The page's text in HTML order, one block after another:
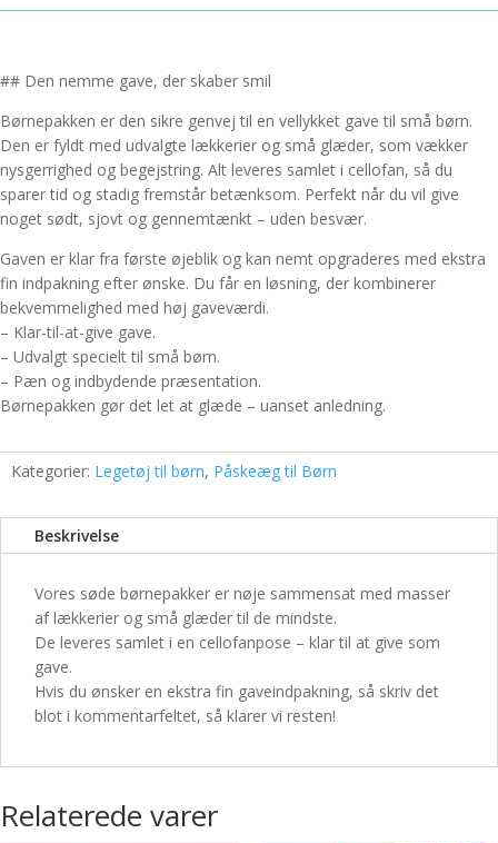
børn
## Den nemme gave, der skaber smil
Børnepakken er den sikre genvej til en vellykket gave til små børn.
Den er fyldt med udvalgte lækkerier og små glæder, som vækker
nysgerrighed og begejstring. Alt leveres samlet i cellofan, så du
sparer tid og stadig fremstår betænksom. Perfekt når du vil give
noget sødt, sjovt og gennemtænkt – uden besvær.
Gaven er klar fra første øjeblik og kan nemt opgraderes med ekstra
fin indpakning efter ønske. Du får en løsning, der kombinerer
bekvemmelighed med høj gaveværdi.
– Klar-til-at-give gave.
– Udvalgt specielt til små børn.
– Pæn og indbydende præsentation.
Børnepakken gør det let at glæde – uanset anledning.
Kategorier: Legetøj til børn, Påskeæg til Børn
Beskrivelse
Vores søde børnepakker er nøje sammensat med masser
af lækkerier og små glæder til de mindste.
De leveres samlet i en cellofanpose – klar til at give som
gave.
Hvis du ønsker en ekstra fin gaveindpakning, så skriv det
blot i kommentarfeltet, så klarer vi resten!
Relaterede varer